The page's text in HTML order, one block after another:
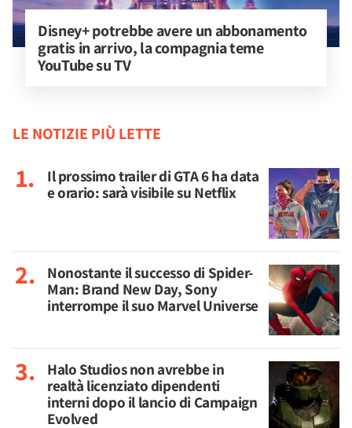
Disney+ potrebbe avere un abbonamento
gratis in arrivo, la compagnia teme
YouTube su TV
LE NOTIZIE PIÙ LETTE
Il prossimo trailer di GTA 6 ha data
e orario: sarà visibile su Netflix
Nonostante il successo di Spider-
Man: Brand New Day, Sony
interrompe il suo Marvel Universe
Halo Studios non avrebbe in
realtà licenziato dipendenti
interni dopo il lancio di Campaign
Evolved